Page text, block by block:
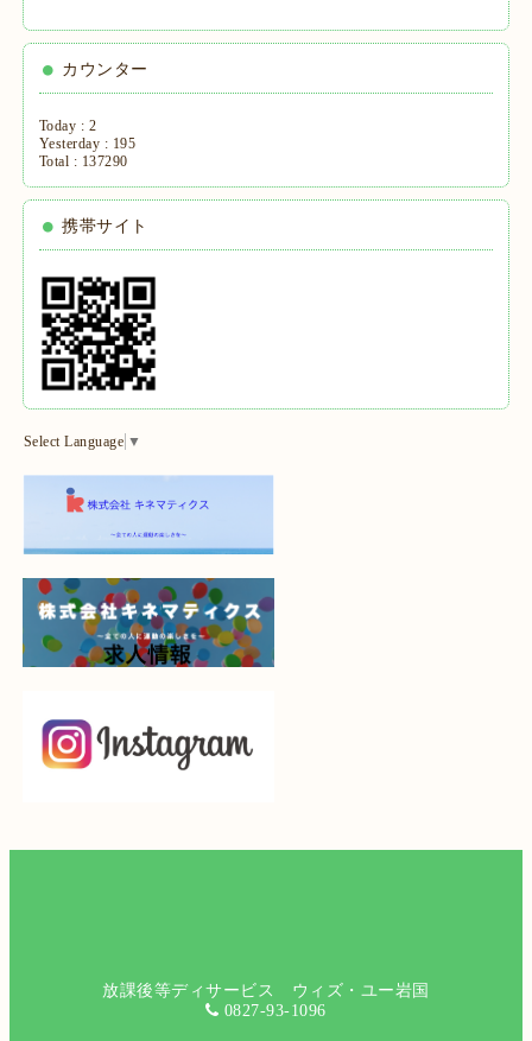
カウンター
Today : 2
Yesterday : 195
Total : 137290
携帯サイト
Select Language ▼
放課後等ディサービス ウィズ・ユー岩国
0827-93-1096